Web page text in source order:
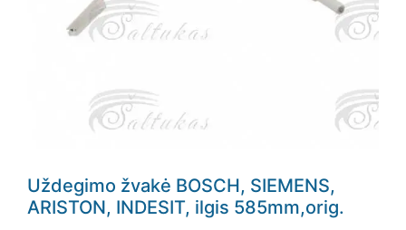
Uždegimo žvakė BOSCH, SIEMENS,
ARISTON, INDESIT, ilgis 585mm,orig.